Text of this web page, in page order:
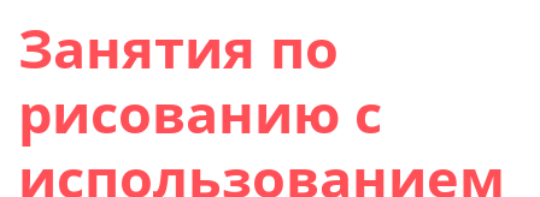
Занятия по
рисованию с
использованием